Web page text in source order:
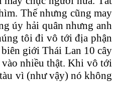
Thế nhưng cũng may
úy hải quân nhưng anh
tôi đi vô tới địa phận
giới Thái Lan 10 cây
nhiều thật. Khi vô tới
vì (như vậy) nó không